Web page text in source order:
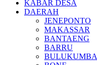
KABAR DESA
DAERAH
JENEPONTO
MAKASSAR
BANTAENG
BARRU
BULUKUMBA